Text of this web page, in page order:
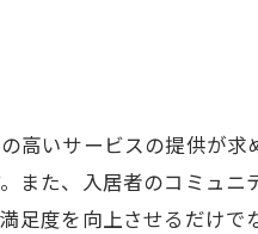
いサービスの提供が
た、入居者のコミュ
足度を向上させるだけ